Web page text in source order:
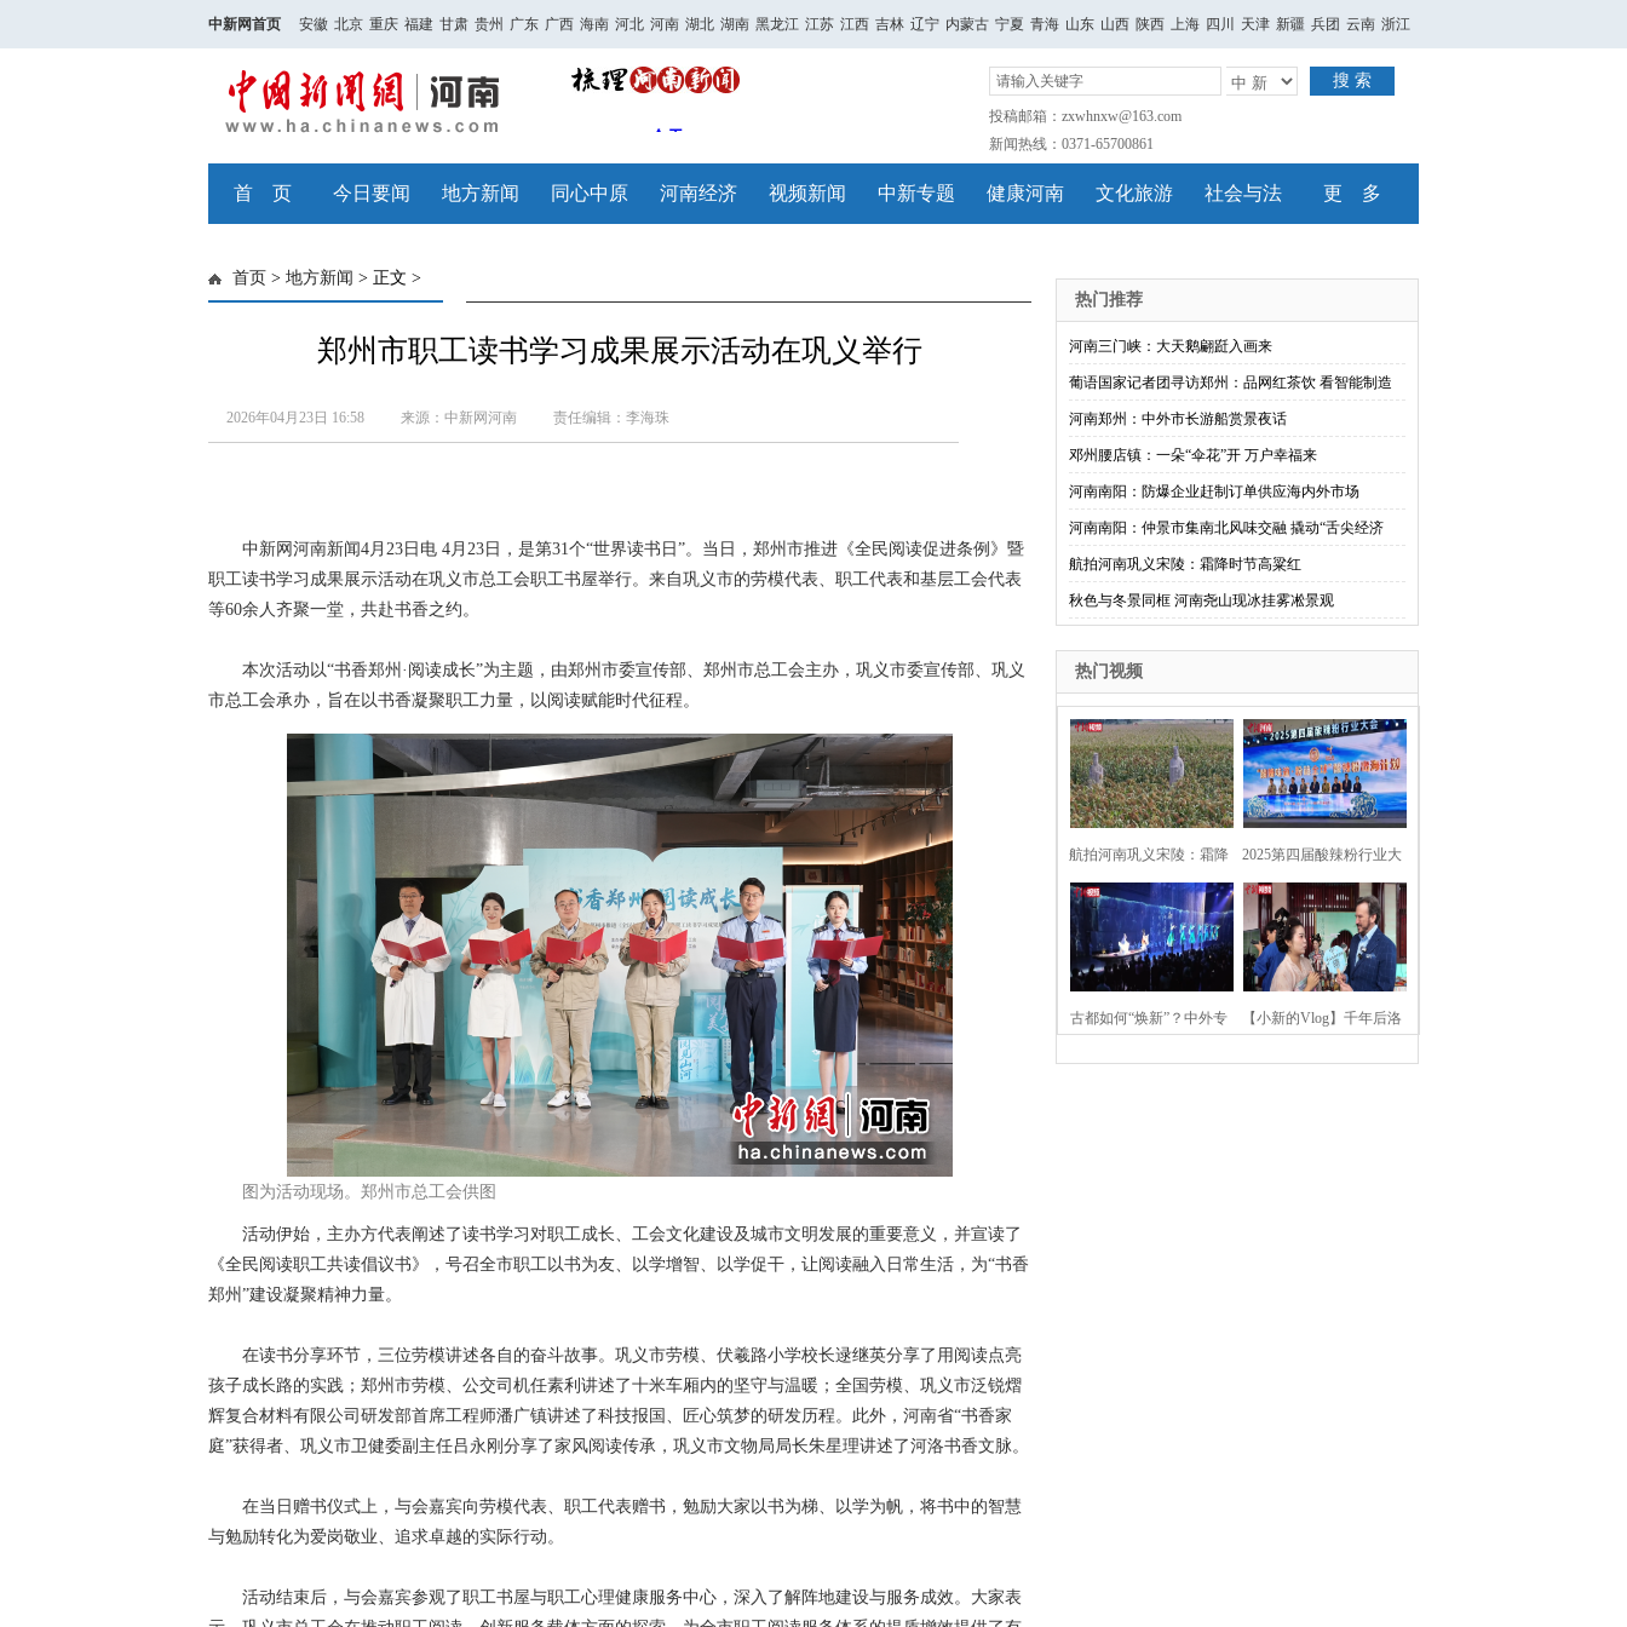
中新网首页 安徽 北京 重庆 福建 甘肃 贵州 广东 广西 海南 河北 河南 湖北 湖南 黑龙江 江苏 江西 吉林 辽宁 内蒙古 宁夏 青海 山东 山西 陕西 上海 四川 天津 新疆 兵团 云南 浙江
搜 索
投稿邮箱：zxwhnxw@163.com
新闻热线：0371-65700861
首 页 今日要闻 地方新闻 同心中原 河南经济 视频新闻 中新专题 健康河南 文化旅游 社会与法 更 多
首页 > 地方新闻 > 正文 >
郑州市职工读书学习成果展示活动在巩义举行
2026年04月23日 16:58 来源：中新网河南 责任编辑：李海珠
中新网河南新闻4月23日电 4月23日，是第31个“世界读书日”。当日，郑州市推进《全民阅读促进条例》暨
职工读书学习成果展示活动在巩义市总工会职工书屋举行。来自巩义市的劳模代表、职工代表和基层工会代表
等60余人齐聚一堂，共赴书香之约。
本次活动以“书香郑州·阅读成长”为主题，由郑州市委宣传部、郑州市总工会主办，巩义市委宣传部、巩义
市总工会承办，旨在以书香凝聚职工力量，以阅读赋能时代征程。
图为活动现场。郑州市总工会供图
活动伊始，主办方代表阐述了读书学习对职工成长、工会文化建设及城市文明发展的重要意义，并宣读了
《全民阅读职工共读倡议书》，号召全市职工以书为友、以学增智、以学促干，让阅读融入日常生活，为“书香
郑州”建设凝聚精神力量。
在读书分享环节，三位劳模讲述各自的奋斗故事。巩义市劳模、伏羲路小学校长逯继英分享了用阅读点亮
孩子成长路的实践；郑州市劳模、公交司机任素利讲述了十米车厢内的坚守与温暖；全国劳模、巩义市泛锐熠
辉复合材料有限公司研发部首席工程师潘广镇讲述了科技报国、匠心筑梦的研发历程。此外，河南省“书香家
庭”获得者、巩义市卫健委副主任吕永刚分享了家风阅读传承，巩义市文物局局长朱星理讲述了河洛书香文脉。
在当日赠书仪式上，与会嘉宾向劳模代表、职工代表赠书，勉励大家以书为梯、以学为帆，将书中的智慧
与勉励转化为爱岗敬业、追求卓越的实际行动。
活动结束后，与会嘉宾参观了职工书屋与职工心理健康服务中心，深入了解阵地建设与服务成效。大家表
热门推荐
河南三门峡：大天鹅翩跹入画来
葡语国家记者团寻访郑州：品网红茶饮 看智能制造
河南郑州：中外市长游船赏景夜话
邓州腰店镇：一朵“伞花”开 万户幸福来
河南南阳：防爆企业赶制订单供应海内外市场
河南南阳：仲景市集南北风味交融 撬动“舌尖经济
航拍河南巩义宋陵：霜降时节高粱红
秋色与冬景同框 河南尧山现冰挂雾凇景观
热门视频
航拍河南巩义宋陵：霜降
时节高粱红
2025第四届酸辣粉行业大
会在河南开封举行
古都如何“焕新”？中外专 【小新的Vlog】千年后洛